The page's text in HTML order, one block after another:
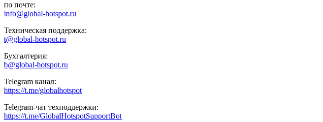
по почте:
info@global-hotspot.ru
Техническая поддержка:
t@global-hotspot.ru
Бухгалтерия:
b@global-hotspot.ru
Telegram канал:
https://t.me/globalhotspot
Telegram-чат техподдержки:
https://t.me/GlobalHotspotSupportBot